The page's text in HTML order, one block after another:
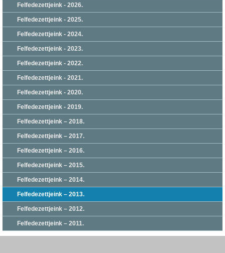
Felfedezettjeink - 2026.
Felfedezettjeink - 2025.
Felfedezettjeink - 2024.
Felfedezettjeink - 2023.
Felfedezettjeink - 2022.
Felfedezettjeink - 2021.
Felfedezettjeink - 2020.
Felfedezettjeink - 2019.
Felfedezettjeink – 2018.
Felfedezettjeink – 2017.
Felfedezettjeink – 2016.
Felfedezettjeink – 2015.
Felfedezettjeink – 2014.
Felfedezettjeink – 2013.
Felfedezettjeink – 2012.
Felfedezettjeink – 2011.